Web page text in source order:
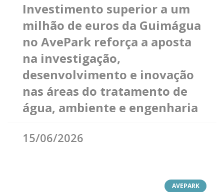
Investimento superior a um
milhão de euros da Guimágua
no AvePark reforça a aposta
na investigação,
desenvolvimento e inovação
nas áreas do tratamento de
água, ambiente e engenharia
15/06/2026
AVEPARK